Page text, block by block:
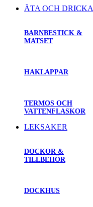
ÄTA OCH DRICKA
BARNBESTICK &
MATSET
HAKLAPPAR
TERMOS OCH
VATTENFLASKOR
LEKSAKER
DOCKOR &
TILLBEHÖR
DOCKHUS